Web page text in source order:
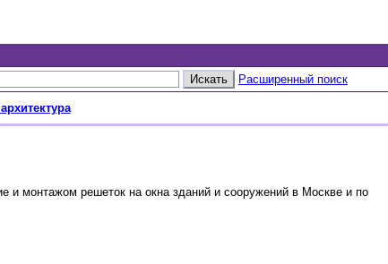
Расширенный поиск
и монтажом решеток на окна зданий и сооружений в Москве и по